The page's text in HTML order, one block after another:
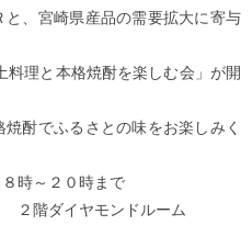
、宮崎県産品の需要拡大に寄与
料理と本格焼酎を楽しむ会」が開
酎でふるさとの味をお楽しみく
時～２０時まで
階ダイヤモンドルーム